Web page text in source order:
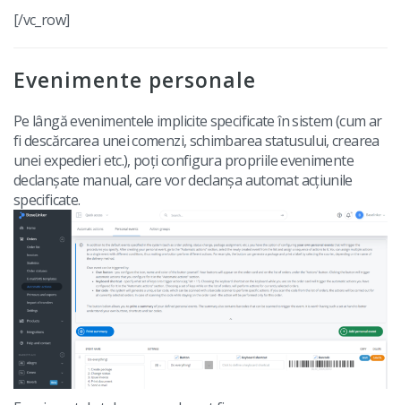
[/vc_row]
Evenimente personale
Pe lângă evenimentele implicite specificate în sistem (cum ar
fi descărcarea unei comenzi, schimbarea statusului, crearea
unei expedieri etc.), poți configura propriile evenimente
declanșate manual, care vor declanșa automat acțiunile
specificate.